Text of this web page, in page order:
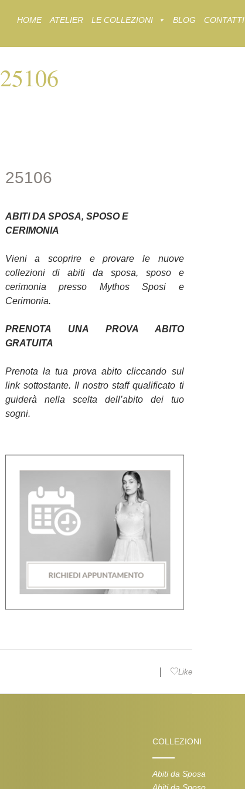
to
HOME ATELIER LE COLLEZIONI BLOG CONTATTI
25106
25106
ABITI DA SPOSA, SPOSO E
CERIMONIA
Vieni a scoprire e provare le nuove
collezioni di abiti da sposa, sposo e
cerimonia presso Mythos Sposi e
Cerimonia.
PRENOTA UNA PROVA ABITO
GRATUITA
Prenota la tua prova abito cliccando sul
link sottostante. Il nostro staff qualificato ti
guiderà nella scelta dell’abito dei tuo
sogni.
Like
COLLEZIONI
Abiti da Sposa